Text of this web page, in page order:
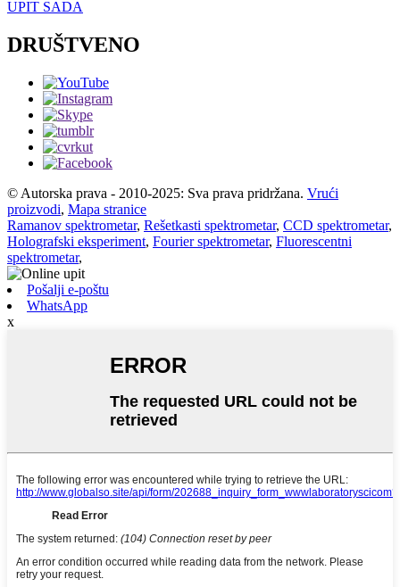
UPIT SADA
DRUŠTVENO
© Autorska prava - 2010-2025: Sva prava pridržana. Vrući
proizvodi, Mapa stranice
Ramanov spektrometar, Rešetkasti spektrometar, CCD spektrometar,
Holografski eksperiment, Fourier spektrometar, Fluorescentni
spektrometar,
Pošalji e-poštu
WhatsApp
x